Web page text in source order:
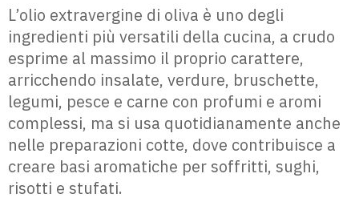
L’olio extravergine di oliva è uno degli
ingredienti più versatili della cucina, a crudo
esprime al massimo il proprio carattere,
arricchendo insalate, verdure, bruschette,
legumi, pesce e carne con profumi e aromi
complessi, ma si usa quotidianamente anche
nelle preparazioni cotte, dove contribuisce a
creare basi aromatiche per soffritti, sughi,
risotti e stufati.